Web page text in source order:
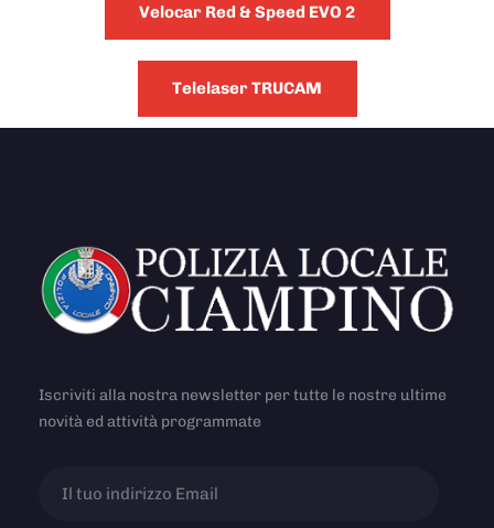
Velocar Red & Speed EVO 2
Telelaser TRUCAM
Iscriviti alla nostra newsletter per tutte le nostre ultime
novità ed attività programmate